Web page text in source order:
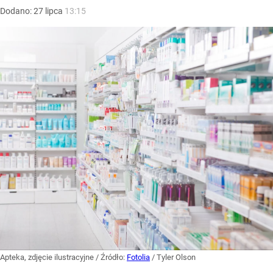
Dodano:27 lipca 13:15
Apteka, zdjęcie ilustracyjne / Źródło: Fotolia / Tyler Olson